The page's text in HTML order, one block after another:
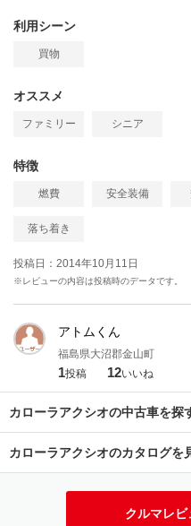
利用シーン
買物
オススメ
ファミリー シニア
特徴
燃費 安全装備
落ち着き
投稿日：2014年10月11日
※レビューの内容は投稿時のデータです。
アトムくん
福島県大沼郡金山町
1投稿 12いいね
カローラアクシオの中古車を探
カローラアクシオのカタログを
クルマレ